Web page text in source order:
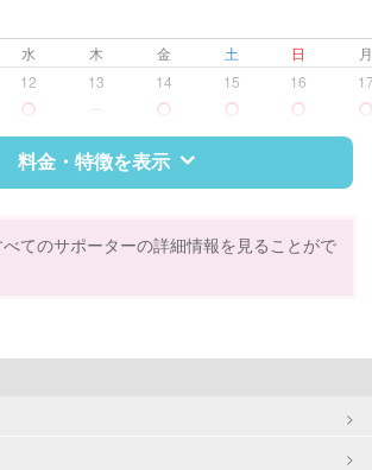
水 木 金 土 日
12 13 14 15 16
料金・特徴を表示
調理師
てのサポーターの詳細情報を見ることがで